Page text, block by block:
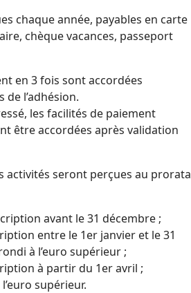
chaque année, payables en carte
chèque vacances, passeport
en 3 fois sont accordées
l’adhésion.
les facilités de paiement
être accordées après validation
activités seront perçues au prorata
avant le 31 décembre ;
entre le 1er janvier et le 31
à l’euro supérieur ;
à partir du 1er avril ;
supérieur.